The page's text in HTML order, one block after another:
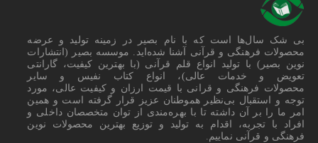
بی شک سال‌ها است که با نام بصیر در زمینه تولید و عرضه
محصولات فرهنگی و قرآنی آشنا شده‌اید. موسسه بصیر (انتشارات
نوین بصیر) با تولید انواع قلم قرآنی (با بهترین کیفیت، گارانتی
تعویض و خدمات عالی)، انواع کتاب نفیس و سایر
محصولات فرهنگی و قرانی با قیمت ارزان و کیفیت عالی، مورد
توجه و استقبال بی‌نظیر هموطنان عزیز قرار گرفته است و همین
امر ما را بر آن داشته تا با بهره‌مندی از توان متخصصان داخلی و
افراد با تجربه، اقدام به تولید و توزیع بهترین محصولات نوین
فرهنگی و قرآنی نماییم.